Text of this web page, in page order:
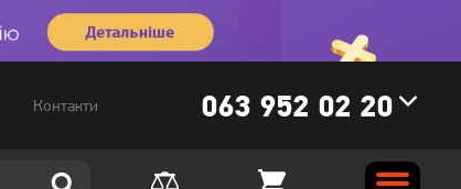
Контакти 063 952 02 20